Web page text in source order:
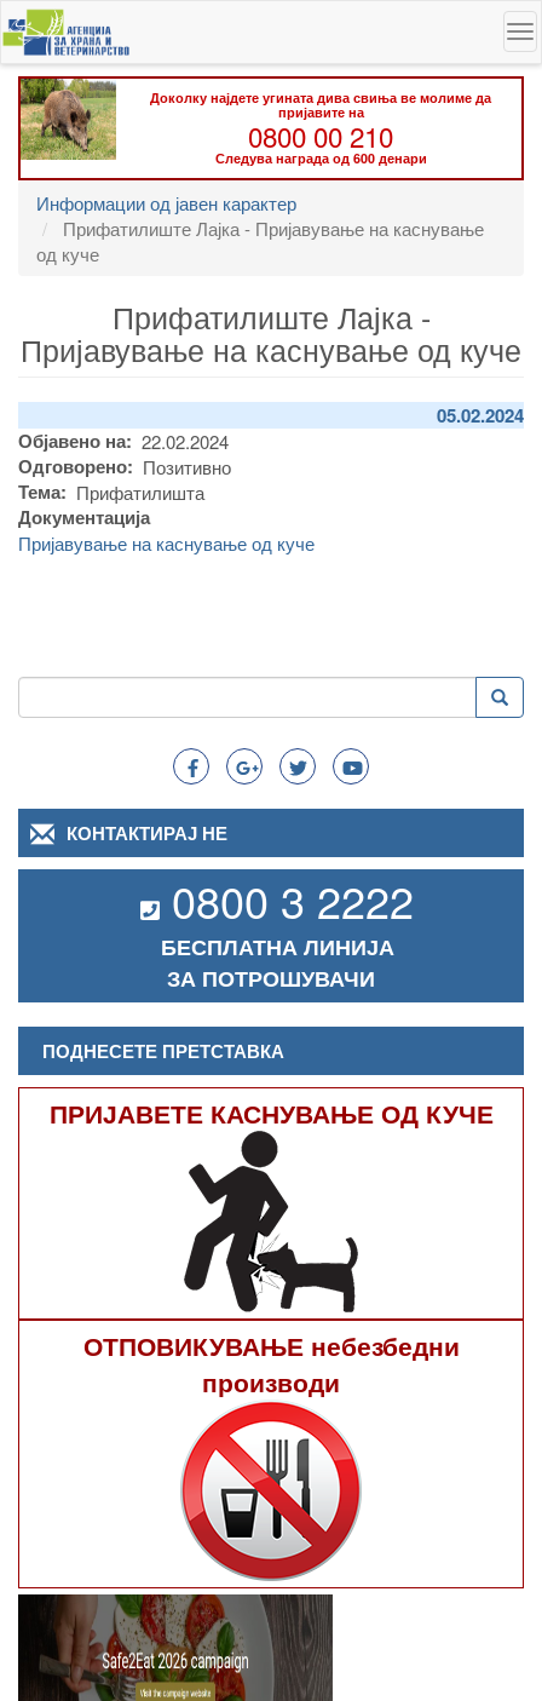
Skip
to
main
content
Доколку најдете угината дива свиња ве молиме да
пријавите на
0800 00 210
Следува награда од 600 денари
Информации од јавен карактер
Прифатилиште Лајка - Пријавување на каснување
од куче
Прифатилиште Лајка -
Пријавување на каснување од куче
05.02.2024
Објавено на
22.02.2024
Одговорено Позитивно
Тема Прифатилишта
Документација
Пријавување на каснување од куче
Search
Пребарување
КОНТАКТИРАЈ НЕ
0800 3 2222
БЕСПЛАТНА ЛИНИЈА
ЗА ПОТРОШУВАЧИ
ПОДНЕСЕТЕ ПРЕТСТАВКА
ПРИЈАВЕТЕ КАСНУВАЊЕ ОД КУЧЕ
ОТПОВИКУВАЊЕ небезбедни
производи